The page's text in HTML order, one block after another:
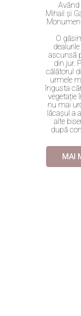
Având
Mihail și
O
ascunsă
din jur.
călătorul
urmele
îngusta
vegetație
nu mai
lăcașul a
alte
după
MAI